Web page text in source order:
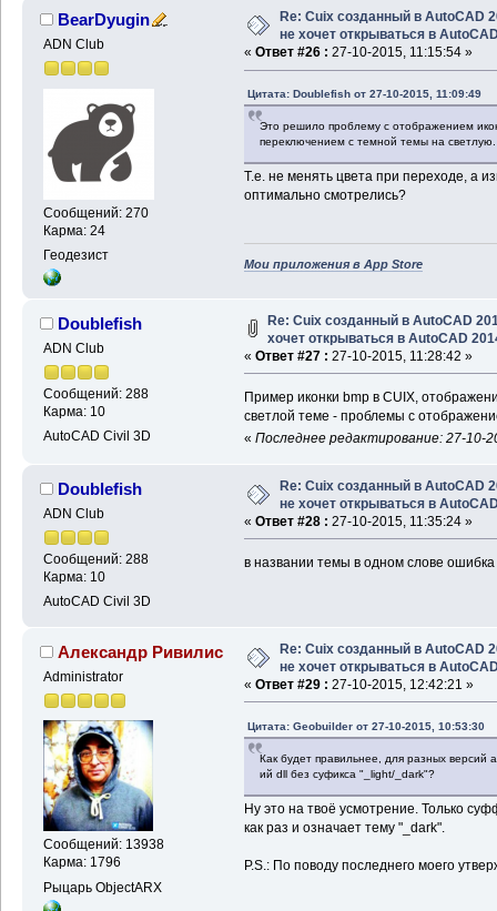
BearDyugin
ADN Club
Сообщений: 270
Карма: 24
Геодезист
Re: Cuix созданный в AutoCAD
не хочет открываться в
« Ответ #26 : 27-10-2015, 11:15:54 »
Цитата: Doublefish от 27-10-2015, 11:09:49
Это решило проблему с отображением
переключением с темной темы на светлую.
Т.е. не менять цвета при переходе, а
оптимально смотрелись?
Мои приложения в App Store
Doublefish
ADN Club
Сообщений: 288
Карма: 10
AutoCAD Civil 3D
Re: Cuix созданный в AutoCAD
хочет открываться в AutoCAD
« Ответ #27 : 27-10-2015, 11:28:42 »
Пример иконки bmp в CUIX,
светлой теме - проблемы с
« Последнее редактирование: 27-10-
Doublefish
ADN Club
Сообщений: 288
Карма: 10
AutoCAD Civil 3D
Re: Cuix созданный в AutoCAD
не хочет открываться в
« Ответ #28 : 27-10-2015, 11:35:24 »
в названии темы в одном слове
Александр Ривилис
Administrator
Сообщений: 13938
Карма: 1796
Рыцарь ObjectARX
Re: Cuix созданный в AutoCAD
не хочет открываться в
« Ответ #29 : 27-10-2015, 12:42:21 »
Цитата: Geobuilder от 27-10-2015, 10:53:30
Как будет правильнее, для разных версий
ий dll без суфикса "_light/_dark"?
Ну это на твоё усмотрение. Только
как раз и означает тему "_dark".
P.S.: По поводу последнего моего